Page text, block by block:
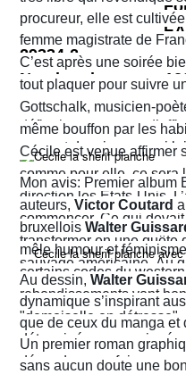
29334-2
Nombre de pages
procureur, elle est
femme magistrate de
très machiste, elle est
judiciaire exclusivement
aux conventions sociales
défier les normes et
prenant des risques qui
C’est après une soirée
tout plaquer pour suivre
Gottschalk, musicien-
même bouffon par les
Cécile est venue affirmer
comme pour elle, ce sera
direction les États-Unis.
commencer. Ce qui
transformer en une quête
sauvage américaine. Au
Cécile finira contre toute
juriste contre l'étoile de
Mon avis: Premier album
auteurs, Victor Coutard
bruxellois Walter
mêle humour et
certains codes du
rebondissements vont
"demoiselle en
déterminée, un peu
découdre pour faire
Au dessin, Walter
dynamique s’inspirant
que de ceux du manga et
narration visuelle hyper
mouvement et l'énergie,
Un premier roman
sans aucun doute une